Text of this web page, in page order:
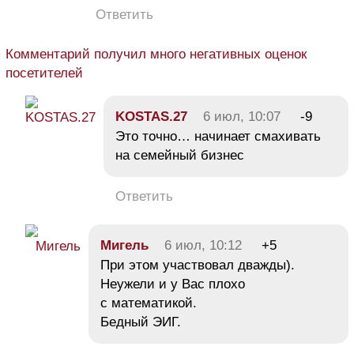
Ответить
Комментарий получил много негативных оценок
посетителей
KOSTAS.27 6 июл, 10:07
-9
Это точно… начинает смахивать
на семейный бизнес
Ответить
Мигель 6 июл, 10:12
+5
При этом участвовал дважды).
Неужели и у Вас плохо
с математикой.
Бедный ЭИГ.